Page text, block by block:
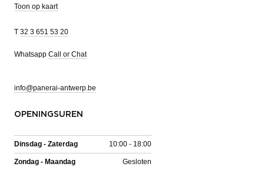
Toon op kaart
T 32 3 651 53 20
Whatsapp Call or Chat
info@panerai-antwerp.be
OPENINGSUREN
Dinsdag - Zaterdag 10:00 - 18:00
Zondag - Maandag Gesloten